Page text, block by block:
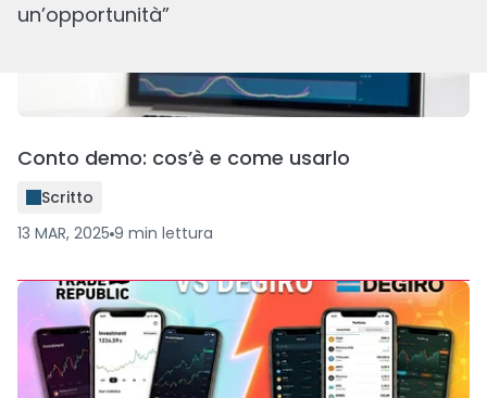
un’opportunità”
Conto demo: cos’è e come usarlo
Scritto
13 MAR, 2025 9 min lettura